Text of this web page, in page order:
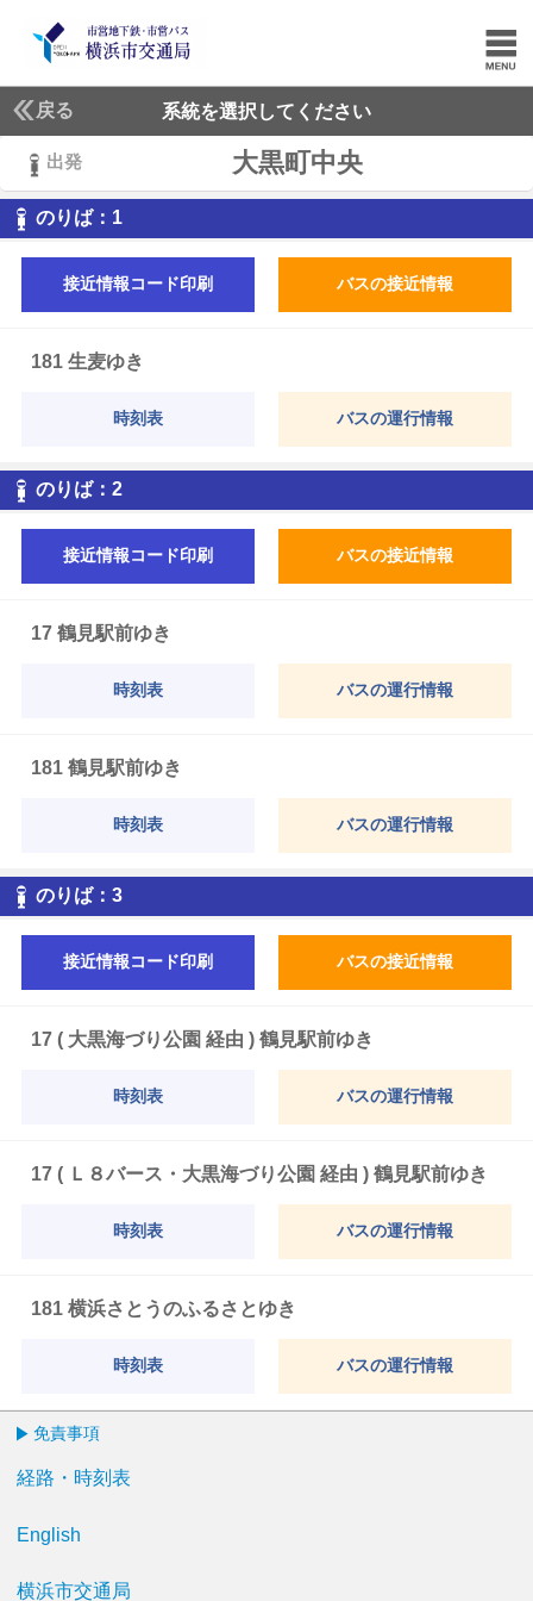
戻る 系統を選択してください
出発 大黒町中央
のりば： 1
接近情報コード印刷 バスの接近情報
181 生麦ゆき
時刻表 バスの運行情報
のりば： 2
接近情報コード印刷 バスの接近情報
17 鶴見駅前ゆき
時刻表 バスの運行情報
181 鶴見駅前ゆき
時刻表 バスの運行情報
のりば： 3
接近情報コード印刷 バスの接近情報
17 ( 大黒海づり公園 経由 ) 鶴見駅前ゆき
時刻表 バスの運行情報
17 ( Ｌ８バース・大黒海づり公園 経由 ) 鶴見駅前ゆき
時刻表 バスの運行情報
181 横浜さとうのふるさとゆき
時刻表 バスの運行情報
免責事項
経路・時刻表
English
横浜市交通局